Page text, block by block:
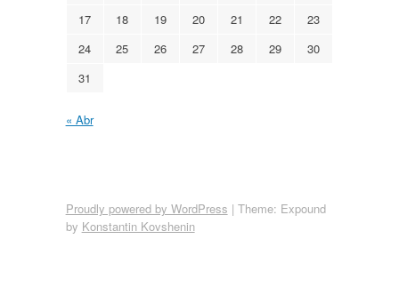
17
18 19 20 21 22
23
24
25 26 27 28 29
30
31
« Abr
Proudly powered by WordPress | Theme: Expound
by Konstantin Kovshenin